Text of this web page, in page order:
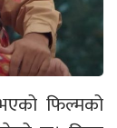
भएको फिल्मको